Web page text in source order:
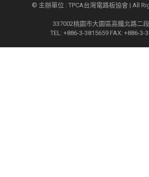
© 主辦單位 : TPCA台灣電路板協會 | All
337002桃園市大園區高鐵北路二
TEL: +886-3-3815659 FAX: +886-3-